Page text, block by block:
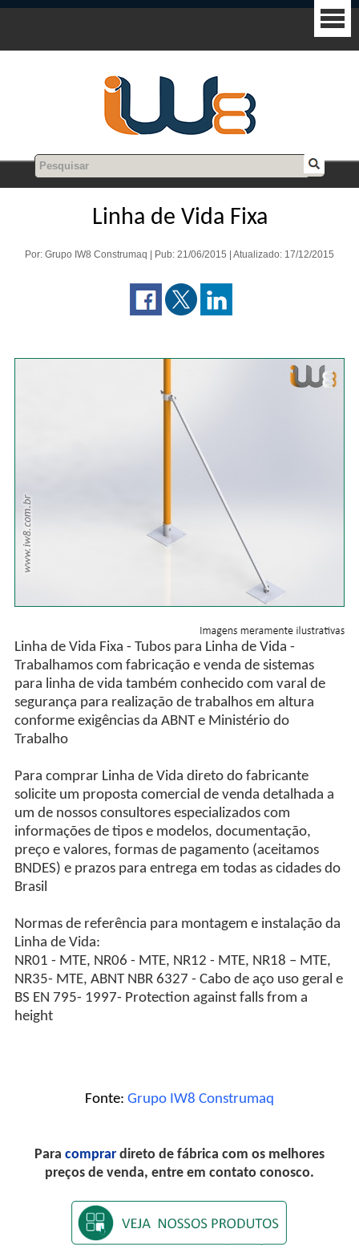
Linha de Vida Fixa
Por: Grupo IW8 Construmaq | Pub: 21/06/2015 | Atualizado: 17/12/2015
Linha de Vida Fixa - Tubos para Linha de Vida -
Trabalhamos com fabricação e venda de sistemas
para linha de vida também conhecido com varal de
segurança para realização de trabalhos em altura
conforme exigências da ABNT e Ministério do
Trabalho
Para comprar Linha de Vida direto do fabricante
solicite um proposta comercial de venda detalhada a
um de nossos consultores especializados com
informações de tipos e modelos, documentação,
preço e valores, formas de pagamento (aceitamos
BNDES) e prazos para entrega em todas as cidades do
Brasil
Normas de referência para montagem e instalação da
Linha de Vida:
NR01 - MTE, NR06 - MTE, NR12 - MTE, NR18 – MTE,
NR35- MTE, ABNT NBR 6327 - Cabo de aço uso geral e
BS EN 795- 1997- Protection against falls from a
height
Fonte: Grupo IW8 Construmaq
Para comprar direto de fábrica com os melhores
preços de venda, entre em contato conosco.